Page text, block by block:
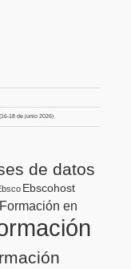
18 de junio 2026)
de datos
Ebscohost
Formación en